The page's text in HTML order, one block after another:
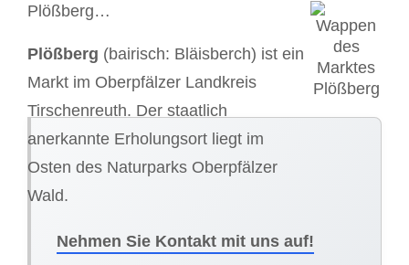
Plößberg…
Plößberg (bairisch: Bläisberch) ist ein
Markt im Oberpfälzer Landkreis
Tirschenreuth. Der staatlich
anerkannte Erholungsort liegt im
Osten des Naturparks Oberpfälzer
Wald.
Nehmen Sie Kontakt mit uns auf!